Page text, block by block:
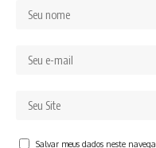
Salvar meus dados neste